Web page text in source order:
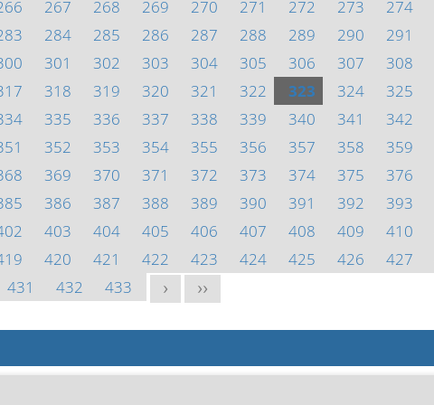
267 268 269 270 271 272 273 274
284 285 286 287 288 289 290 291
301 302 303 304 305 306 307 308
318 319 320 321 322 323 324 325
335 336 337 338 339 340 341 342
352 353 354 355 356 357 358 359
369 370 371 372 373 374 375 376
386 387 388 389 390 391 392 393
403 404 405 406 407 408 409 410
420 421 422 423 424 425 426 427
431
432 433 > >>